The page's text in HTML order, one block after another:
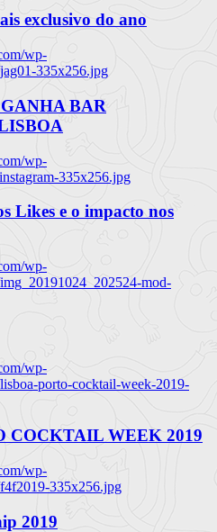
exclusivo do ano
wp-
335x256.jpg
BAR
wp-
335x256.jpg
Likes e o impacto nos
wp-
mod-
wp-
porto-cocktail-week-2019-
COCKTAIL WEEK 2019
wp-
335x256.jpg
2019